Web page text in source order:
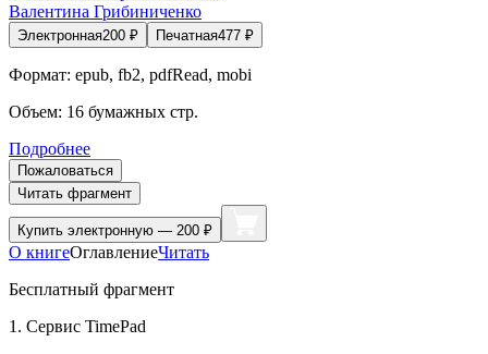
Валентина Грибиниченко
Электронная200 ₽ Печатная477 ₽
Формат: epub, fb2, pdfRead, mobi
Объем: 16 бумажных стр.
Подробнее
Пожаловаться
Читать фрагмент
Купить электронную — 200 ₽
О книгеОглавлениеЧитать
Бесплатный фрагмент
1. Сервис TimePad